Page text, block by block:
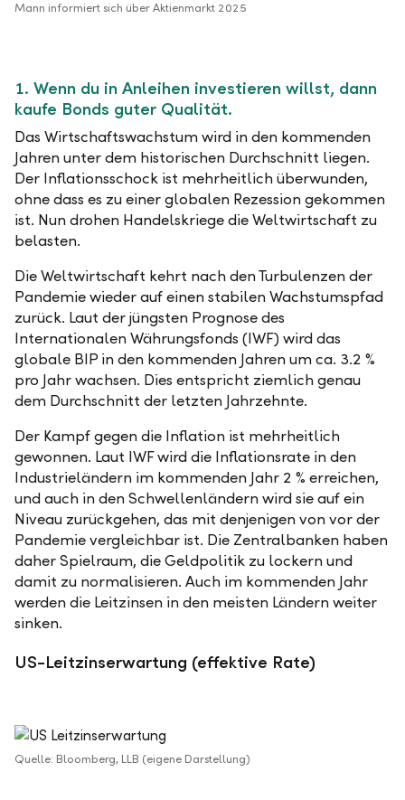
Mann informiert sich über Aktienmarkt 2025
1. Wenn du in Anleihen investieren willst, dann
kaufe Bonds guter Qualität.
Das Wirtschaftswachstum wird in den kommenden
Jahren unter dem historischen Durchschnitt liegen.
Der Inflationsschock ist mehrheitlich überwunden,
ohne dass es zu einer globalen Rezession gekommen
ist. Nun drohen Handelskriege die Weltwirtschaft zu
belasten.
Die Weltwirtschaft kehrt nach den Turbulenzen der
Pandemie wieder auf einen stabilen Wachstumspfad
zurück. Laut der jüngsten Prognose des
Internationalen Währungsfonds (IWF) wird das
globale BIP in den kommenden Jahren um ca. 3.2 %
pro Jahr wachsen. Dies entspricht ziemlich genau
dem Durchschnitt der letzten Jahrzehnte.
Der Kampf gegen die Inflation ist mehrheitlich
gewonnen. Laut IWF wird die Inflationsrate in den
Industrieländern im kommenden Jahr 2 % erreichen,
und auch in den Schwellenländern wird sie auf ein
Niveau zurückgehen, das mit denjenigen von vor der
Pandemie vergleichbar ist. Die Zentralbanken haben
daher Spielraum, die Geldpolitik zu lockern und
damit zu normalisieren. Auch im kommenden Jahr
werden die Leitzinsen in den meisten Ländern weiter
sinken.
US-Leitzinserwartung (effektive Rate)
Quelle: Bloomberg, LLB (eigene Darstellung)